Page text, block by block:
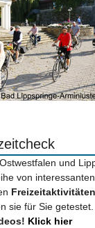
und
von
sie für Sie getestet.
Klick hier